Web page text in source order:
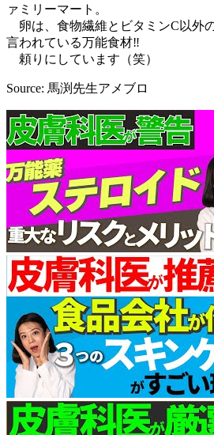
ァミリーマート。
卵は、食物繊維とビタミンC以外
言われている万能食材‼︎
頼りにしています（笑）
Source: 馬渕先生アメブロ